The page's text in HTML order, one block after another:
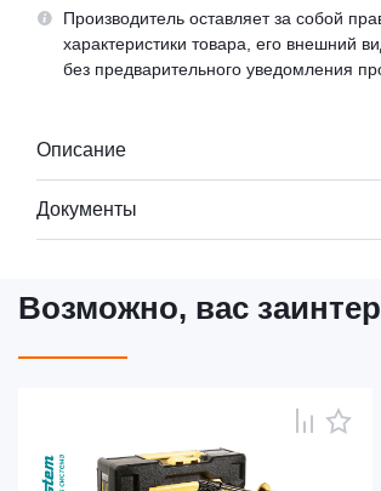
Производитель оставляет за собой
характеристики товара, его внешний
без предварительного уведомления
Описание
Документы
Возможно, вас